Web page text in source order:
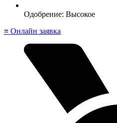
Одобрение: Высокое
≡ Онлайн заявка